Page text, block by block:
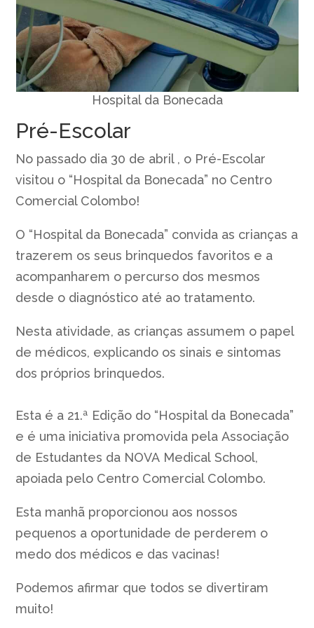
Hospital da Bonecada
Pré-Escolar
No passado dia 30 de abril , o Pré-Escolar
visitou o “Hospital da Bonecada” no Centro
Comercial Colombo!
O “Hospital da Bonecada” convida as crianças a
trazerem os seus brinquedos favoritos e a
acompanharem o percurso dos mesmos
desde o diagnóstico até ao tratamento.
Nesta atividade, as crianças assumem o papel
de médicos, explicando os sinais e sintomas
dos próprios brinquedos.
Esta é a 21.ª Edição do “Hospital da Bonecada”
e é uma iniciativa promovida pela Associação
de Estudantes da NOVA Medical School,
apoiada pelo Centro Comercial Colombo.
Esta manhã proporcionou aos nossos
pequenos a oportunidade de perderem o
medo dos médicos e das vacinas!
Podemos afirmar que todos se divertiram
muito!